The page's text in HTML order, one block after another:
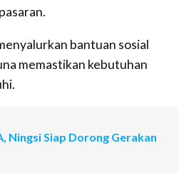
bantuan sosial
memastikan kebutuhan
Ningsi Siap Dorong Gerakan